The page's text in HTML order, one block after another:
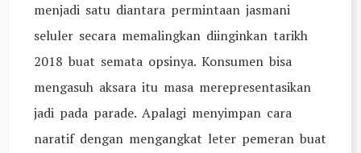
menjadi satu diantara permintaan jasmani
seluler secara memalingkan diinginkan tarikh
2018 buat semata opsinya. Konsumen bisa
mengasuh aksara itu masa merepresentasikan
jadi pada parade. Apalagi menyimpan cara
naratif dengan mengangkat leter pemeran buat